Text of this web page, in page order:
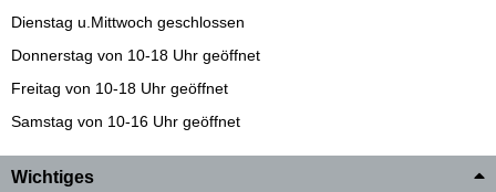
Dienstag u.Mittwoch geschlossen
Donnerstag von 10-18 Uhr geöffnet
Freitag von 10-18 Uhr geöffnet
Samstag von 10-16 Uhr geöffnet
Wichtiges